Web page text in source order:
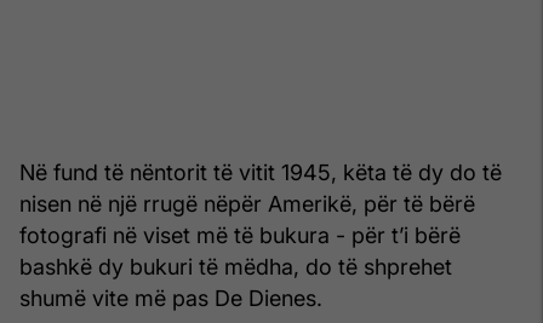
Në fund të nëntorit të vitit 1945, këta të dy do të
nisen në një rrugë nëpër Amerikë, për të bërë
fotografi në viset më të bukura - për t’i bërë
bashkë dy bukuri të mëdha, do të shprehet
shumë vite më pas De Dienes.